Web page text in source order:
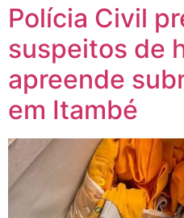
Polícia Civil
suspeitos de
apreende
em Itambé